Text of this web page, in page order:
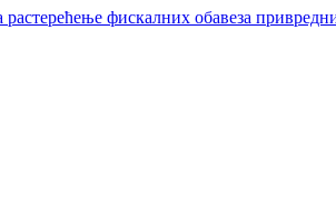
фискалних обавеза